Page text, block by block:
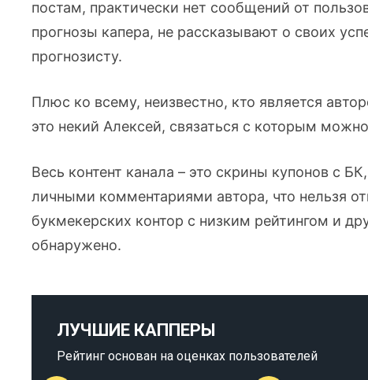
постам, практически нет сообщений от
прогнозы капера, не рассказывают о своих
прогнозисту.
Плюс ко всему, неизвестно, кто является
это некий Алексей, связаться с которым
Весь контент канала – это скрины купонов с
личными комментариями автора, что нельзя
букмекерских контор с низким рейтингом и
обнаружено.
ЛУЧШИЕ КАППЕРЫ
Рейтинг основан на оценках пользователей